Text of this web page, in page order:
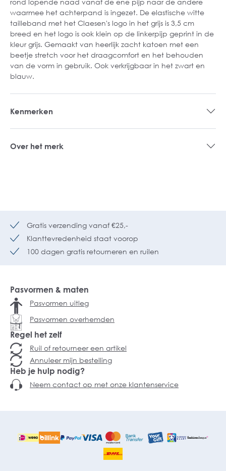
waarmee het achterpand is ingezet. De elastische witte
tailleband met het Claesen's logo in het grijs is 3,5 cm
breed en het logo is ook klein op de linkerpijp geprint in de
kleur grijs. Gemaakt van heerlijk zacht katoen met een
beetje stretch voor het draagcomfort en het behouden
van de vorm in gebruik. Ook verkrijgbaar in het zwart en
blauw.
Kenmerken
Over het merk
Gratis verzending vanaf €25,-
Klanttevredenheid staat voorop
100 dagen gratis retourneren en ruilen
Pasvormen & maten
Pasvormen uitleg
Pasvormen overhemden
Regel het zelf
Ruil of retourneer een artikel
Annuleer mijn bestelling
Heb je hulp nodig?
Neem contact op met onze klantenservice